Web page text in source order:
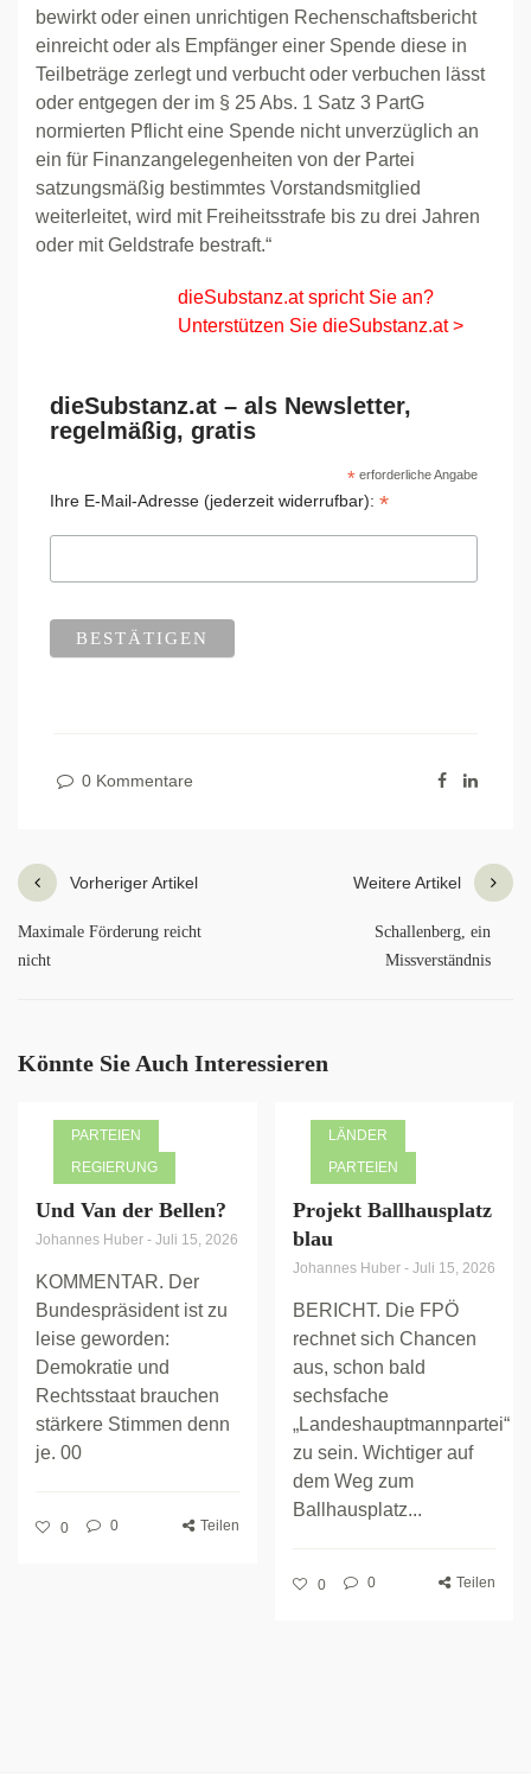
bewirkt oder einen unrichtigen Rechenschaftsbericht
einreicht oder als Empfänger einer Spende diese in
Teilbeträge zerlegt und verbucht oder verbuchen lässt
oder entgegen der im § 25 Abs. 1 Satz 3 PartG
normierten Pflicht eine Spende nicht unverzüglich an
ein für Finanzangelegenheiten von der Partei
satzungsmäßig bestimmtes Vorstandsmitglied
weiterleitet, wird mit Freiheitsstrafe bis zu drei Jahren
oder mit Geldstrafe bestraft.“
dieSubstanz.at spricht Sie an?
Unterstützen Sie dieSubstanz.at >
dieSubstanz.at – als Newsletter,
regelmäßig, gratis
*erforderliche Angabe
Ihre E-Mail-Adresse (jederzeit widerrufbar): *
0 Kommentare
Vorheriger Artikel
Maximale Förderung reicht
nicht
Weitere Artikel
Schallenberg, ein
Missverständnis
Könnte Sie Auch Interessieren
PARTEIEN
REGIERUNG
Und Van der Bellen?
Johannes Huber - Juli 15, 2026
KOMMENTAR. Der
Bundespräsident ist zu
leise geworden:
Demokratie und
Rechtsstaat brauchen
stärkere Stimmen denn
je. 00
0 0 Teilen
LÄNDER
PARTEIEN
Projekt Ballhausplatz
blau
Johannes Huber - Juli 15, 2026
BERICHT. Die FPÖ
rechnet sich Chancen
aus, schon bald
sechsfache
„Landeshauptmannpartei“
zu sein. Wichtiger auf
dem Weg zum
Ballhausplatz...
0 0 Teilen